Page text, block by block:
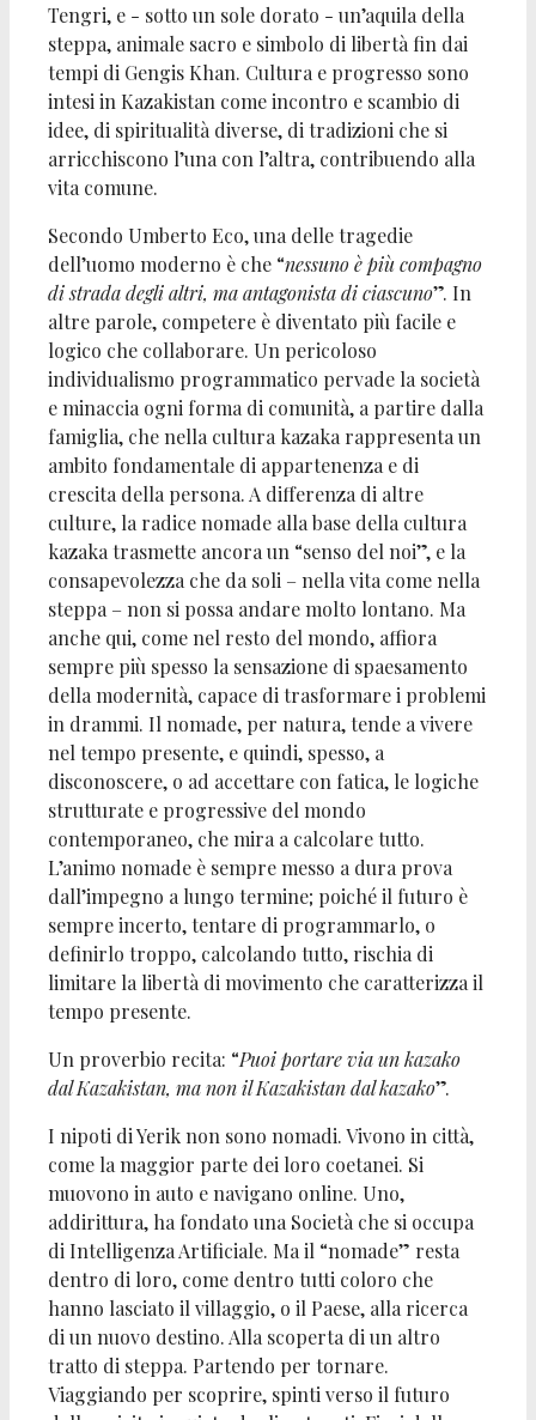
Tengri, e - sotto un sole dorato - un’aquila della
steppa, animale sacro e simbolo di libertà fin dai
tempi di Gengis Khan. Cultura e progresso sono
intesi in Kazakistan come incontro e scambio di
idee, di spiritualità diverse, di tradizioni che si
arricchiscono l’una con l’altra, contribuendo alla
vita comune.
Secondo Umberto Eco, una delle tragedie
dell’uomo moderno è che “nessuno è più compagno
di strada degli altri, ma antagonista di ciascuno”. In
altre parole, competere è diventato più facile e
logico che collaborare. Un pericoloso
individualismo programmatico pervade la società
e minaccia ogni forma di comunità, a partire dalla
famiglia, che nella cultura kazaka rappresenta un
ambito fondamentale di appartenenza e di
crescita della persona. A differenza di altre
culture, la radice nomade alla base della cultura
kazaka trasmette ancora un “senso del noi”, e la
consapevolezza che da soli – nella vita come nella
steppa – non si possa andare molto lontano. Ma
anche qui, come nel resto del mondo, affiora
sempre più spesso la sensazione di spaesamento
della modernità, capace di trasformare i problemi
in drammi. Il nomade, per natura, tende a vivere
nel tempo presente, e quindi, spesso, a
disconoscere, o ad accettare con fatica, le logiche
strutturate e progressive del mondo
contemporaneo, che mira a calcolare tutto.
L’animo nomade è sempre messo a dura prova
dall’impegno a lungo termine; poiché il futuro è
sempre incerto, tentare di programmarlo, o
definirlo troppo, calcolando tutto, rischia di
limitare la libertà di movimento che caratterizza il
tempo presente.
Un proverbio recita: “Puoi portare via un kazako
dal Kazakistan, ma non il Kazakistan dal kazako”.
I nipoti di Yerik non sono nomadi. Vivono in città,
come la maggior parte dei loro coetanei. Si
muovono in auto e navigano online. Uno,
addirittura, ha fondato una Società che si occupa
di Intelligenza Artificiale. Ma il “nomade” resta
dentro di loro, come dentro tutti coloro che
hanno lasciato il villaggio, o il Paese, alla ricerca
di un nuovo destino. Alla scoperta di un altro
tratto di steppa. Partendo per tornare.
Viaggiando per scoprire, spinti verso il futuro